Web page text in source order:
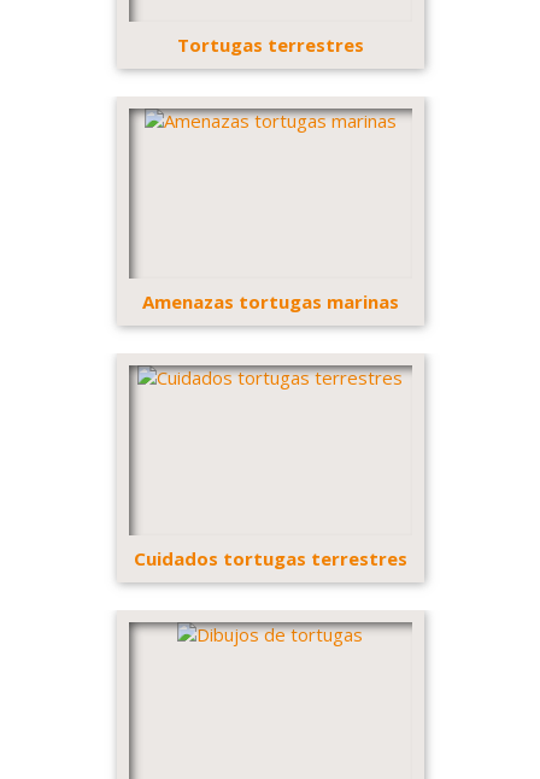
Tortugas terrestres
Amenazas tortugas marinas
Cuidados tortugas terrestres